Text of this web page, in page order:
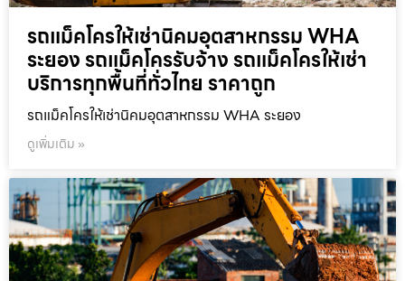
รถแม็คโครให้เช่านิคมอุตสาหกรรม WHA
ระยอง รถแม็คโครรับจ้าง รถแม็คโครให้เช่า
บริการทุกพื้นที่ทั่วไทย ราคาถูก
รถแม็คโครให้เช่านิคมอุตสาหกรรม WHA ระยอง
ดูเพิ่มเติม »